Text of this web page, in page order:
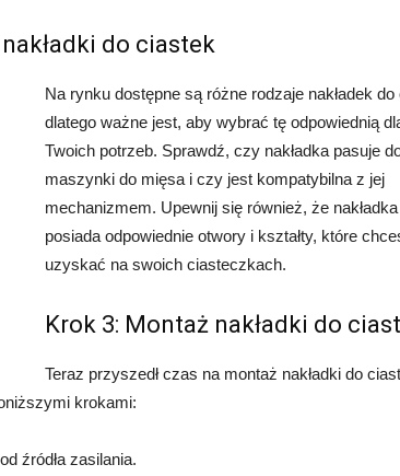
do ciastek
Na rynku dostępne są różne rodzaje nakładek do
dlatego ważne jest, aby wybrać tę odpowiednią
Twoich potrzeb. Sprawdź, czy nakładka pasuje
maszynki do mięsa i czy jest kompatybilna z jej
mechanizmem. Upewnij się również, że nakładka
posiada odpowiednie otwory i kształty, które
uzyskać na swoich ciasteczkach.
Krok 3: Montaż nakładki do
Teraz przyszedł czas na montaż nakładki do
krokami:
źródła zasilania.